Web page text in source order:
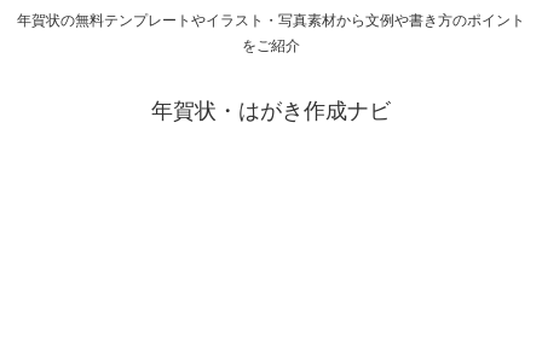
年賀状の無料テンプレートやイラスト・写真素材から文例や書き方のポイント
をご紹介
年賀状・はがき作成ナビ